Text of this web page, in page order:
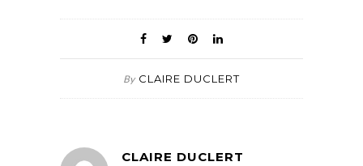
By CLAIRE DUCLERT
CLAIRE DUCLERT